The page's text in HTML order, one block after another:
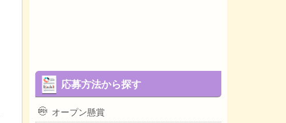
応募方法から探す
オープン懸賞